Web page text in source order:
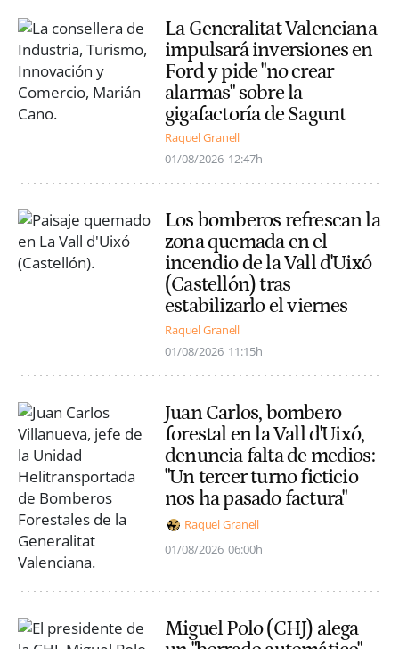
La Generalitat Valenciana
impulsará inversiones en
Ford y pide "no crear
alarmas" sobre la
gigafactoría de Sagunt
Raquel Granell
01/08/2026 12:47h
Los bomberos refrescan la
zona quemada en el
incendio de la Vall d'Uixó
(Castellón) tras
estabilizarlo el viernes
Raquel Granell
01/08/2026 11:15h
Juan Carlos, bombero
forestal en la Vall d'Uixó,
denuncia falta de medios:
"Un tercer turno ficticio
nos ha pasado factura"
Raquel Granell
01/08/2026 06:00h
Miguel Polo (CHJ) alega